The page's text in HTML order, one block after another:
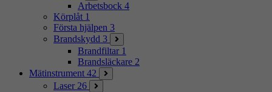
Arbetsbock 4
Körplåt 1
Första hjälpen 3
Brandskydd 3
Brandfiltar 1
Brandsläckare 2
Mätinstrument 42
Laser 26